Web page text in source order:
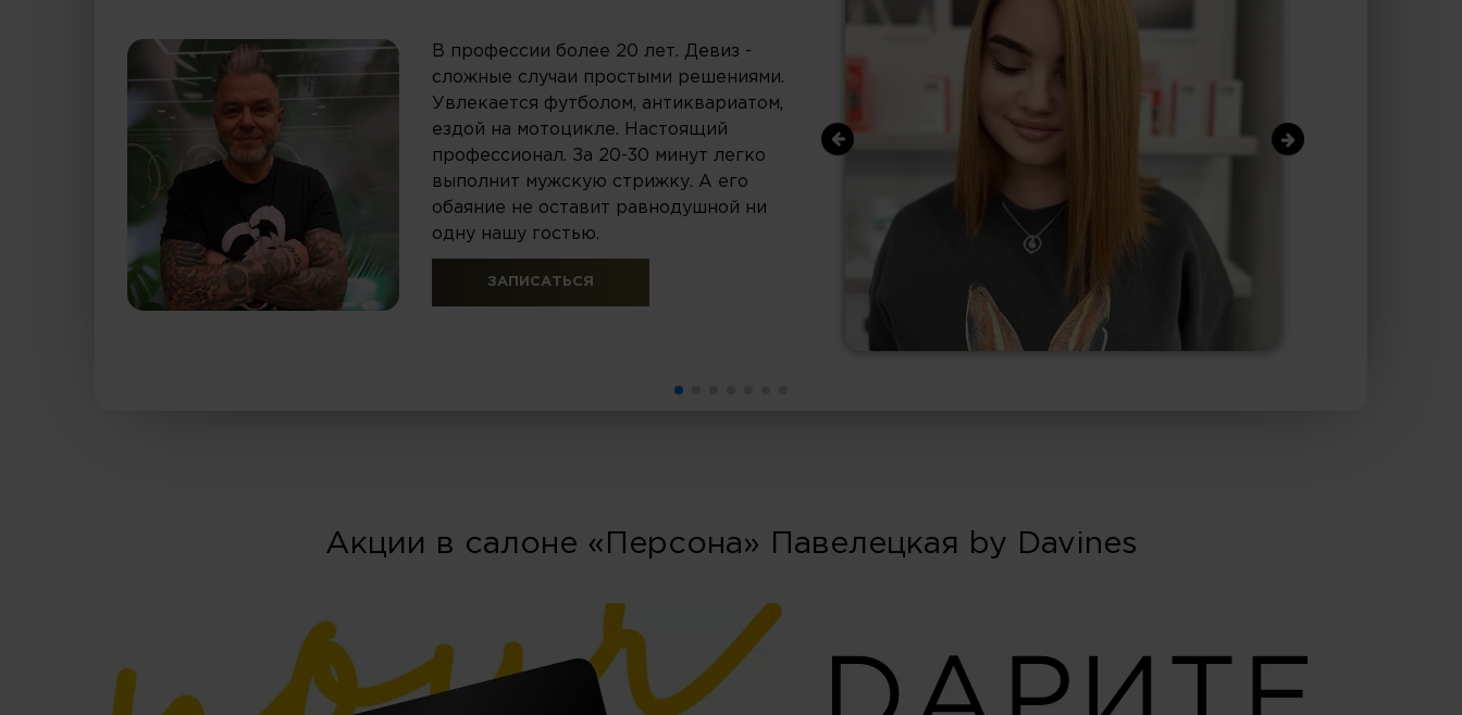
В профессии более 20 лет. Девиз -
сложные случаи простыми решениями.
Увлекается футболом, антиквариатом,
ездой на мотоцикле. Настоящий
профессионал. За 20-30 минут легко
выполнит мужскую стрижку. А его
обаяние не оставит равнодушной ни
одну нашу гостью.
ЗАПИСАТЬСЯ
Акции в салоне «Персона» Павелецкая by Davines